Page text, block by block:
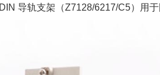
DIN 导轨支架（Z7128/6217/C5）用